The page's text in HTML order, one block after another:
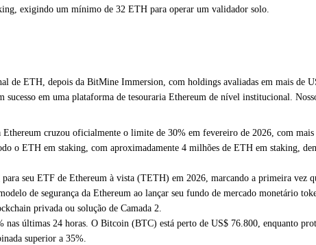
exigindo um mínimo de 32 ETH para operar um validador solo.
de ETH, depois da BitMine Immersion, com holdings avaliadas em mais de
em uma plataforma de tesouraria Ethereum de nível institucional.
cruzou oficialmente o limite de 30% em fevereiro de 2026, com
o ETH em staking, com aproximadamente 4 milhões de ETH em staking,
seu ETF de Ethereum à vista (TETH) em 2026, marcando a primeira vez
de segurança da Ethereum ao lançar seu fundo de mercado monetário
privada ou solução de Camada 2.
nas últimas 24 horas. O Bitcoin (BTC) está perto de US$ 76.800, enquanto
superior a 35%.